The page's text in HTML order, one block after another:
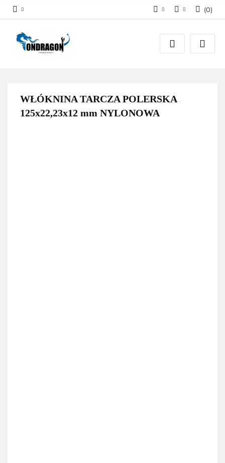
PLN
Zaloguj się
Załóż konto
(0)
WŁÓKNINA TARCZA POLERSKA
125x22,23x12 mm NYLONOWA